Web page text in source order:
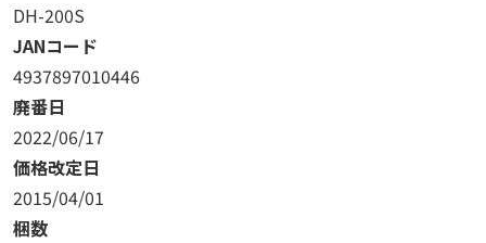
DH-200S
JANコード
4937897010446
廃番日
2022/06/17
価格改定日
2015/04/01
梱数